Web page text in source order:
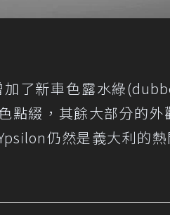
了新車色露水綠
點綴，其餘大部分的
仍然是義大利的